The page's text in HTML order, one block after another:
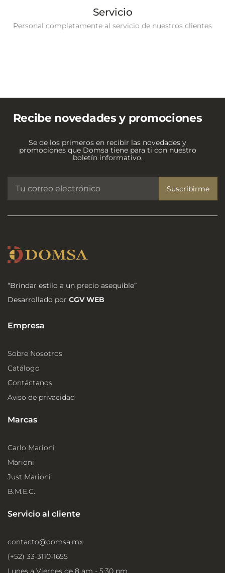
Servicio
Personal completamente al servicio de nuestros clientes
Recibe novedades y promociones
Se de los primeros en recibir las novedades y
promociones que Domsa tiene para ti con nuestro
boletín informativo.
Suscribirme
“Brindar estilo a un precio asequible”
Desarrollado por CGV WEB
Empresa
Sobre Nosotros
Catálogo
Contáctanos
Aviso de privacidad
Marcas
Carlo Marioni
Marioni
Just Marioni
B.M.E.C.
Servicio al cliente
contacto@domsa.mx
(+52) 33-3110-1655
Lunes a Viernes de 8 am - 5:30 pm